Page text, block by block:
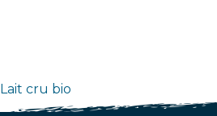
Lait cru bio